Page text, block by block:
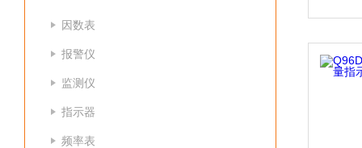
因数表
报警仪
监测仪
指示器
频率表